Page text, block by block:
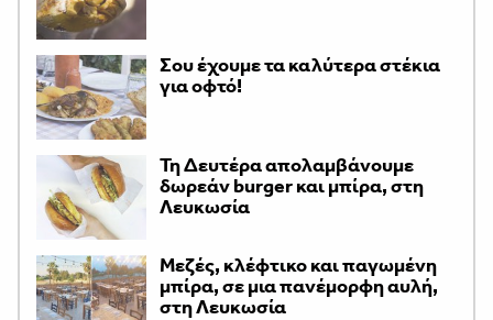
Σου έχουμε τα καλύτερα στέκια
για οφτό!
Τη Δευτέρα απολαμβάνουμε
δωρεάν burger και μπίρα, στη
Λευκωσία
Μεζές, κλέφτικο και παγωμένη
μπίρα, σε μια πανέμορφη αυλή,
στη Λευκωσία